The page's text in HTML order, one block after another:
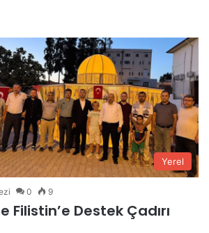
Yerel
0 9
Filistin’e Destek Çadırı